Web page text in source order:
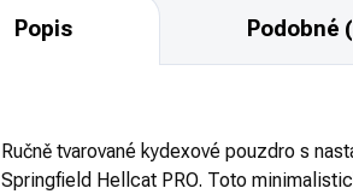
Popis Podobné
Ručně tvarované kydexové pouzdro s
Springfield Hellcat PRO. Toto